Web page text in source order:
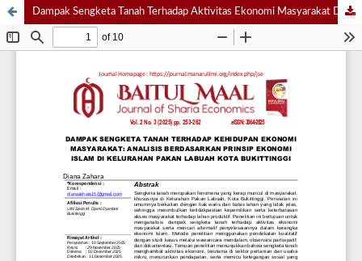
Dampak Sengketa Tanah Terhadap Aktivitas Ekonomi Masyarakat Di Kelurahan Pakan Labuah Kota Bukittinggi